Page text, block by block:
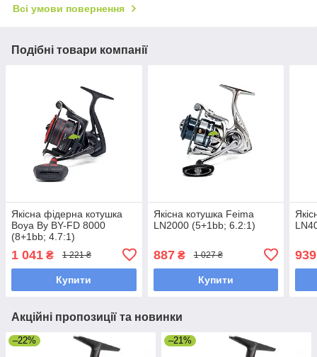
Всі умови повернення
Подібні товари компанії
Якісна фідерна котушка
Boya By BY-FD 8000
(8+1bb; 4.7:1)
1 041 ₴ 1 221 ₴
Купити
Якісна котушка Feima
LN2000 (5+1bb; 6.2:1)
887₴ 1 027 ₴
Купити
939
Акційні пропозиції та новинки
–22% –21%